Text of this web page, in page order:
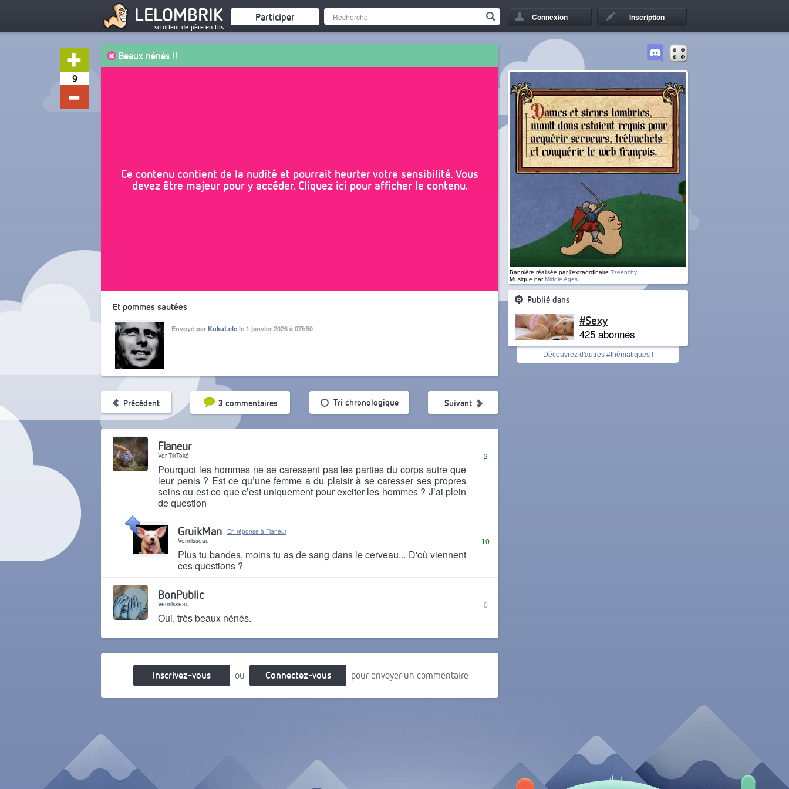
LELOMBRIK
scrolleur de père en fils
Participer Connexion Inscription
9
Beaux nénés !!
Ce contenu contient de la nudité et pourrait heurter votre sensibilité. Vous
devez être majeur pour y accéder. Cliquez ici pour afficher le contenu.
Et pommes sautées
Envoyé par KukuLele le 1 janvier 2026 à 07h50
Précédent 3 commentaires
Tri par popularité Tri chronologique Suivant
2
Flaneur
Ver TikToké
Pourquoi les hommes ne se caressent pas les parties du corps autre que
leur penis ? Est ce qu’une femme a du plaisir à se caresser ses propres
seins ou est ce que c’est uniquement pour exciter les hommes ? J’ai plein
de question
Il y a 8 mois
10
GruikMan
En réponse à Flaneur
Vermisseau
Plus tu bandes, moins tu as de sang dans le cerveau... D'où viennent
ces questions ?
0
BonPublic
Vermisseau
Oui, très beaux nénés.
Inscrivez-vous ou Connectez-vous pour envoyer un commentaire
Bannière réalisée par l'extraordinaire Tzeenchy
Musique parMiddle Ages
Publié dans
#Sexy
425 abonnés
Découvrez d'autres #thématiques !